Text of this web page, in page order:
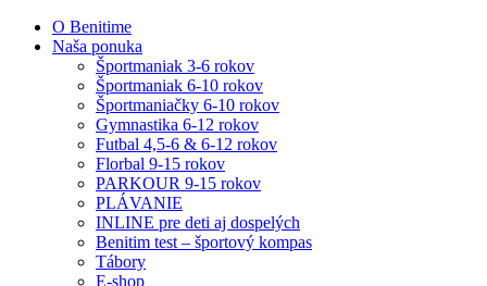
O Benitime
Naša ponuka
Športmaniak 3-6 rokov
Športmaniak 6-10 rokov
Športmaniačky 6-10 rokov
Gymnastika 6-12 rokov
Futbal 4,5-6 & 6-12 rokov
Florbal 9-15 rokov
PARKOUR 9-15 rokov
PLÁVANIE
INLINE pre deti aj dospelých
Benitim test – športový kompas
Tábory
E-shop